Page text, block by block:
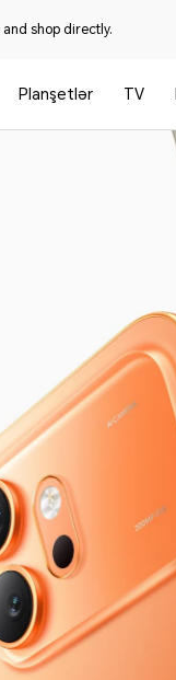
shop directly.
Planşetlər TV